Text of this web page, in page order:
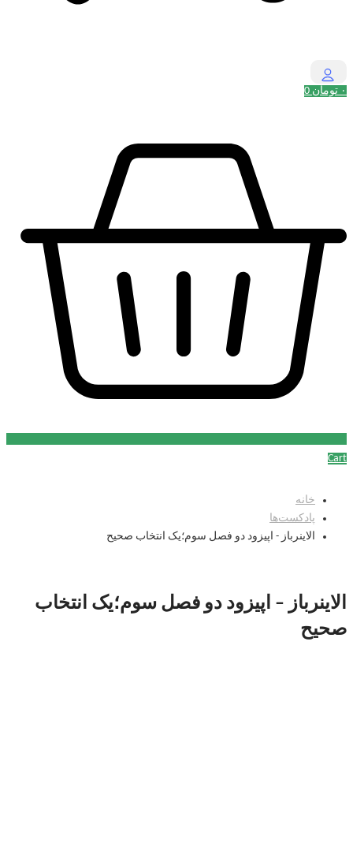
۰ تومان 0
Cart
خانه
پادکست‌‌ها
الاینرباز - اپیزود دو فصل سوم؛یک انتخاب صحیح
الاینرباز – اپیزود دو فصل سوم؛یک انتخاب
صحیح